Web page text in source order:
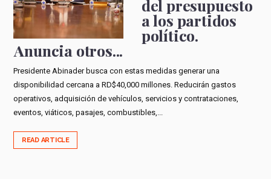
del presupuesto
a los partidos
político.
Anuncia otros...
Presidente Abinader busca con estas medidas generar una
disponibilidad cercana a RD$40,000 millones. Reducirán gastos
operativos, adquisición de vehículos, servicios y contrataciones,
eventos, viáticos, pasajes, combustibles,...
READ ARTICLE